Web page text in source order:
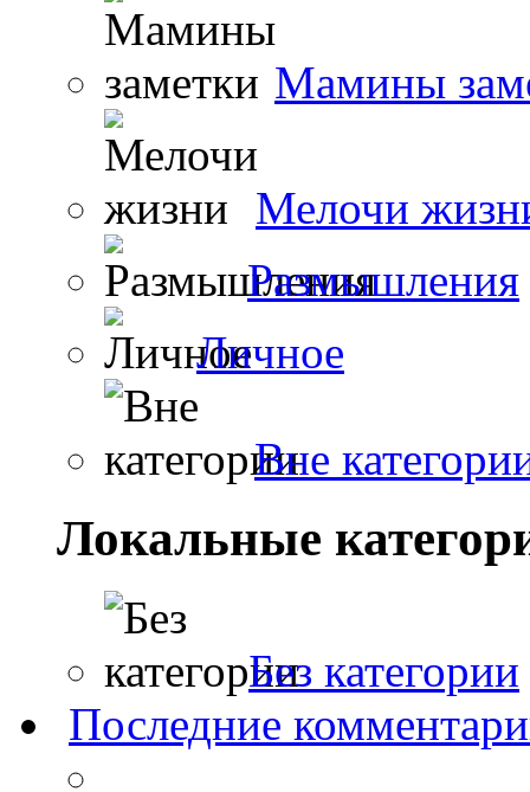
Мамины
Мелочи
Размышления
Личное
Вне
Локальные
Без категории
Последние